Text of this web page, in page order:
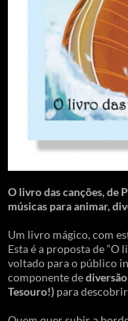
O livro das canções,de
músicas para animar,
Um livro mágico, com
Esta é a proposta de “O
voltado para o público
componente dediversão
Tesouro!) para